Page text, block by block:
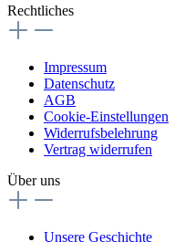
Rechtliches
Impressum
Datenschutz
AGB
Cookie-Einstellungen
Widerrufsbelehrung
Vertrag widerrufen
Über uns
Unsere Geschichte